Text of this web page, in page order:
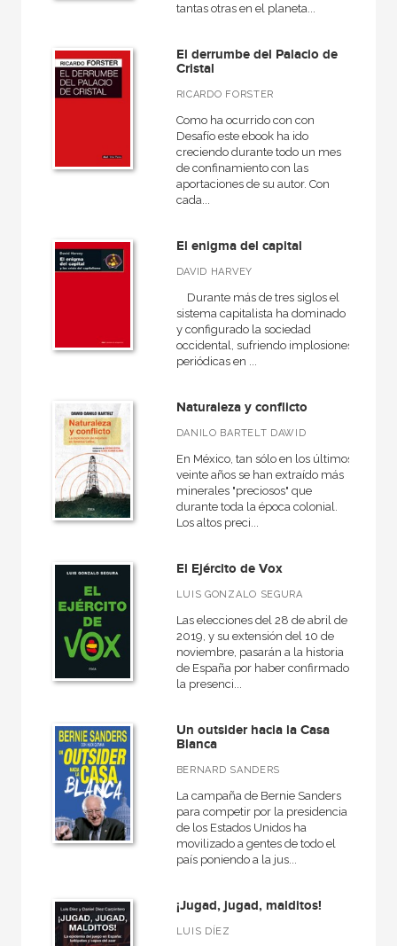
tantas otras en el planeta...
El derrumbe del Palacio de
Cristal
RICARDO FORSTER
Como ha ocurrido con con
Desafío este ebook ha ido
creciendo durante todo un mes
de confinamiento con las
aportaciones de su autor. Con
cada...
El enigma del capital
DAVID HARVEY
Durante más de tres siglos el
sistema capitalista ha dominado
y configurado la sociedad
occidental, sufriendo implosiones
periódicas en ...
Naturaleza y conflicto
DANILO BARTELT DAWID
En México, tan sólo en los últimos
veinte años se han extraído más
minerales "preciosos" que
durante toda la época colonial.
Los altos preci...
El Ejército de Vox
LUIS GONZALO SEGURA
Las elecciones del 28 de abril de
2019, y su extensión del 10 de
noviembre, pasarán a la historia
de España por haber confirmado
la presenci...
Un outsider hacia la Casa
Blanca
BERNARD SANDERS
La campaña de Bernie Sanders
para competir por la presidencia
de los Estados Unidos ha
movilizado a gentes de todo el
país poniendo a la jus...
¡Jugad, jugad, malditos!
LUIS DÍEZ